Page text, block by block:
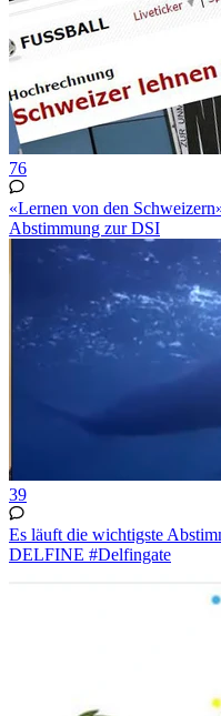
76
«Lernen von den
Abstimmung zur DSI
39
Es läuft die wichtigste
DELFINE #Delfingate